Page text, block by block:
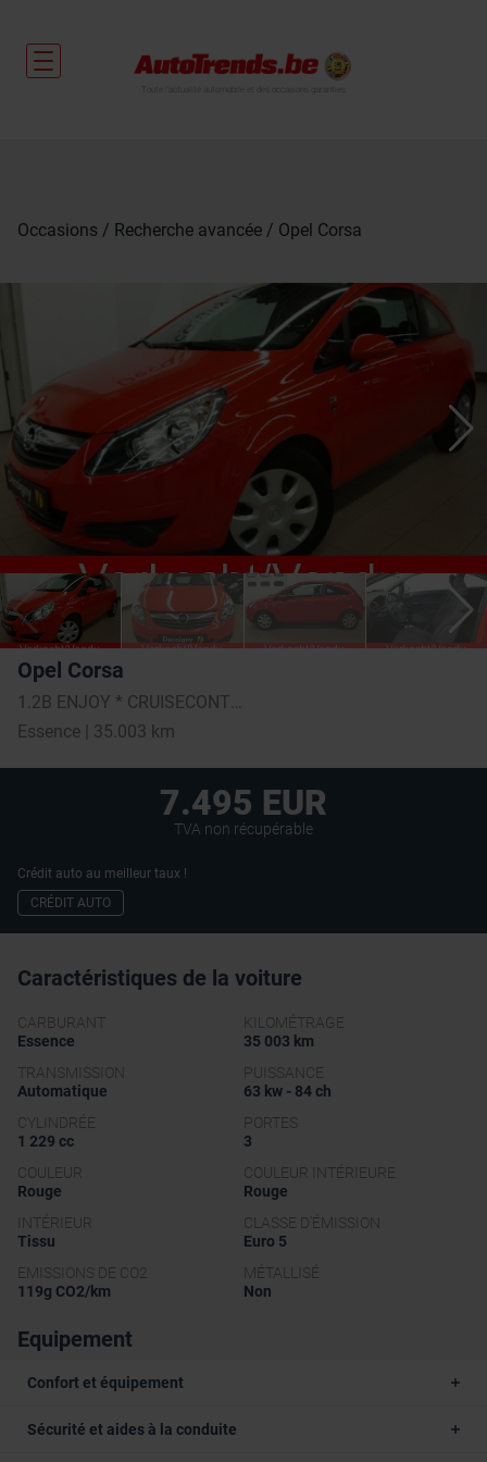
Occasions Recherche avancée Opel Corsa
Opel Corsa
Essence | 35.003 km
7.495 EUR
TVA non récupérable
Crédit auto au meilleur taux !
CRÉDIT AUTO
Caractéristiques de la voiture
CARBURANT
Essence
KILOMÉTRAGE
35 003 km
TRANSMISSION
Automatique
PUISSANCE
63 kw - 84 ch
CYLINDRÉE
1 229 cc
PORTES
3
COULEUR
Rouge
COULEUR INTÉRIEURE
Rouge
INTÉRIEUR
Tissu
CLASSE D'ÉMISSION
Euro 5
EMISSIONS DE CO2
119g CO2/km
MÉTALLISÉ
Non
Equipement
Confort et équipement
Sécurité et aides à la conduite